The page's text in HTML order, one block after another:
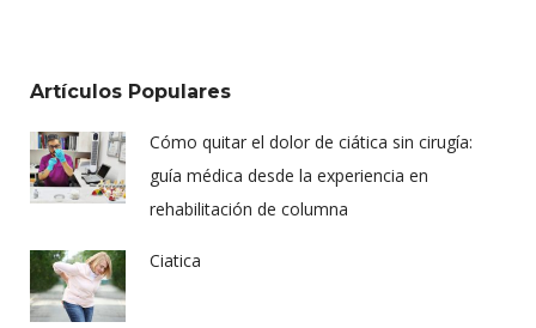
Artículos Populares
Cómo quitar el dolor de ciática sin cirugía:
guía médica desde la experiencia en
rehabilitación de columna
Ciatica